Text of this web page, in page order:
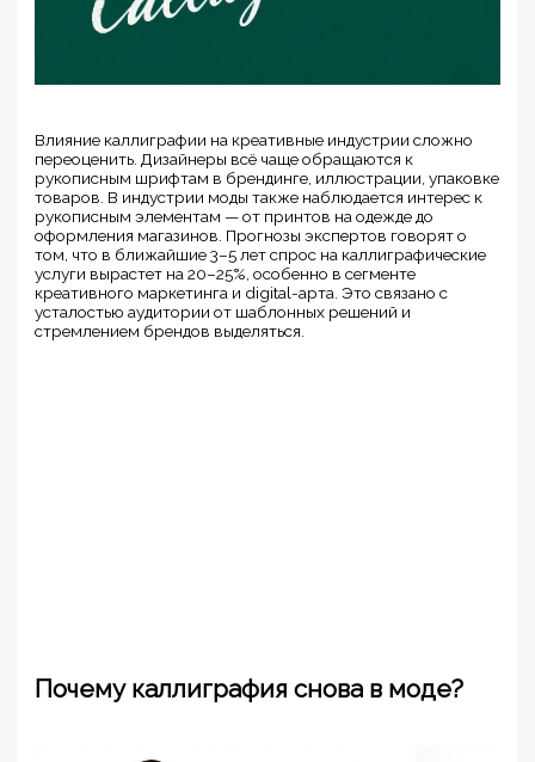
Влияние каллиграфии на креативные индустрии сложно
переоценить. Дизайнеры всё чаще обращаются к
рукописным шрифтам в брендинге, иллюстрации, упаковке
товаров. В индустрии моды также наблюдается интерес к
рукописным элементам — от принтов на одежде до
оформления магазинов. Прогнозы экспертов говорят о
том, что в ближайшие 3–5 лет спрос на каллиграфические
услуги вырастет на 20–25%, особенно в сегменте
креативного маркетинга и digital-арта. Это связано с
усталостью аудитории от шаблонных решений и
стремлением брендов выделяться.
Почему каллиграфия снова в моде?